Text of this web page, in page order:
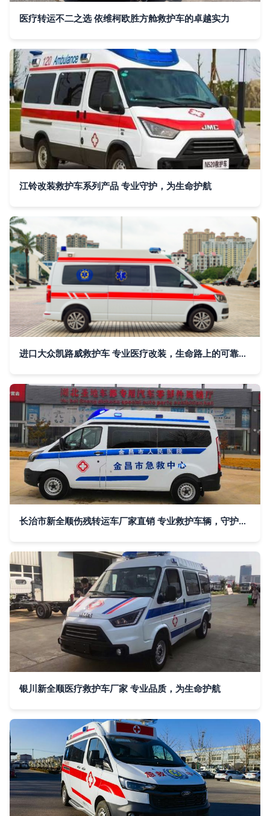
医疗转运不二之选 依维柯欧胜方舱救护车的卓越实力
江铃改装救护车系列产品 专业守护，为生命护航
进口大众凯路威救护车 专业医疗改装，生命路上的可靠伙伴
长治市新全顺伤残转运车厂家直销 专业救护车辆，守护生命通道
银川新全顺医疗救护车厂家 专业品质，为生命护航